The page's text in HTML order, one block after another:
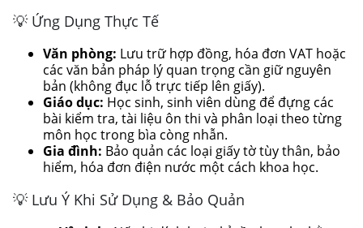
💡 Ứng Dụng Thực Tế
Văn phòng: Lưu trữ hợp đồng, hóa đơn VAT hoặc
các văn bản pháp lý quan trọng cần giữ nguyên
bản (không đục lỗ trực tiếp lên giấy).
Giáo dục: Học sinh, sinh viên dùng để đựng các
bài kiểm tra, tài liệu ôn thi và phân loại theo từng
môn học trong bìa còng nhẫn.
Gia đình: Bảo quản các loại giấy tờ tùy thân, bảo
hiểm, hóa đơn điện nước một cách khoa học.
💡 Lưu Ý Khi Sử Dụng & Bảo Quản